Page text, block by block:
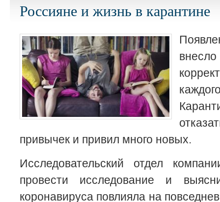
Россияне и жизнь в карантине
привычек и привил много новых.
Исследовательский отдел
провести исследование и
коронавируса повлияла на